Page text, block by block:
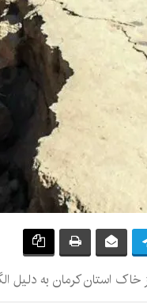
خاک استان کرمان به دلیل